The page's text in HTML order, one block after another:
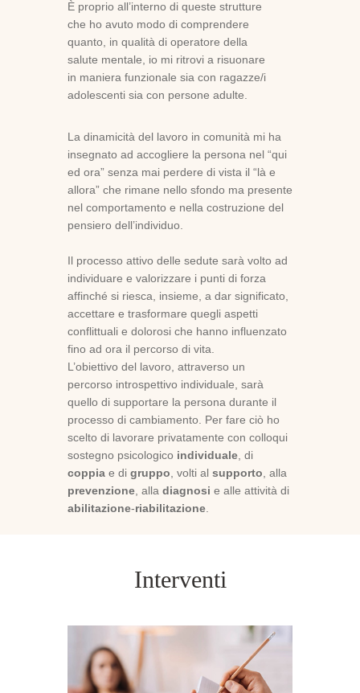
È proprio all’interno di queste strutture
che ho avuto modo di comprendere
quanto, in qualità di operatore della
salute mentale, io mi ritrovi a risuonare
in maniera funzionale sia con ragazze/i
adolescenti sia con persone adulte.
La dinamicità del lavoro in comunità mi ha
insegnato ad accogliere la persona nel “qui
ed ora” senza mai perdere di vista il “là e
allora” che rimane nello sfondo ma presente
nel comportamento e nella costruzione del
pensiero dell’individuo.
Il processo attivo delle sedute sarà volto ad
individuare e valorizzare i punti di forza
affinché si riesca, insieme, a dar significato,
accettare e trasformare quegli aspetti
conflittuali e dolorosi che hanno influenzato
fino ad ora il percorso di vita.
L’obiettivo del lavoro, attraverso un
percorso introspettivo individuale, sarà
quello di supportare la persona durante il
processo di cambiamento. Per fare ciò ho
scelto di lavorare privatamente con colloqui
sostegno psicologico individuale , di
coppia e di gruppo , volti al supporto , alla
prevenzione , alla diagnosi e alle attività di
abilitazione-riabilitazione
Interventi